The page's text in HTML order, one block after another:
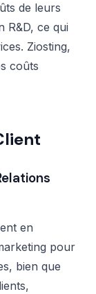
de leurs
R&D, ce qui
Ziosting,
coûts
en
pour
bien que